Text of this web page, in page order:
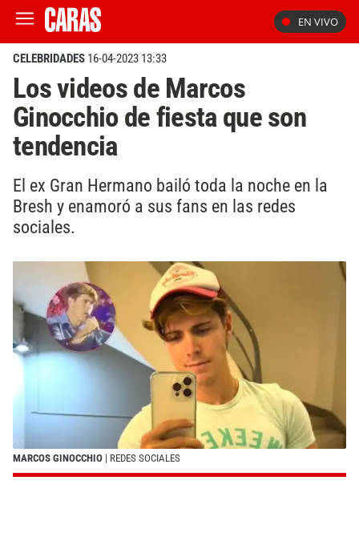
EN VIVO
CELEBRIDADES 16-04-2023 13:33
Los videos de Marcos
Ginocchio de fiesta que son
tendencia
El ex Gran Hermano bailó toda la noche en la
Bresh y enamoró a sus fans en las redes
sociales.
MARCOS GINOCCHIO | REDES SOCIALES